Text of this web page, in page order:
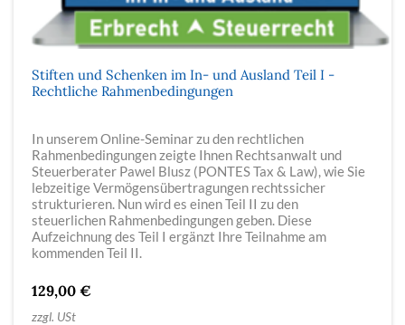
Stiften und Schenken im In- und Ausland Teil I -
Rechtliche Rahmenbedingungen
In unserem Online-Seminar zu den rechtlichen
Rahmenbedingungen zeigte Ihnen Rechtsanwalt und
Steuerberater Pawel Blusz (PONTES Tax & Law), wie Sie
lebzeitige Vermögensübertragungen rechtssicher
strukturieren. Nun wird es einen Teil II zu den
steuerlichen Rahmenbedingungen geben. Diese
Aufzeichnung des Teil I ergänzt Ihre Teilnahme am
kommenden Teil II.
129,00 €
zzgl. USt